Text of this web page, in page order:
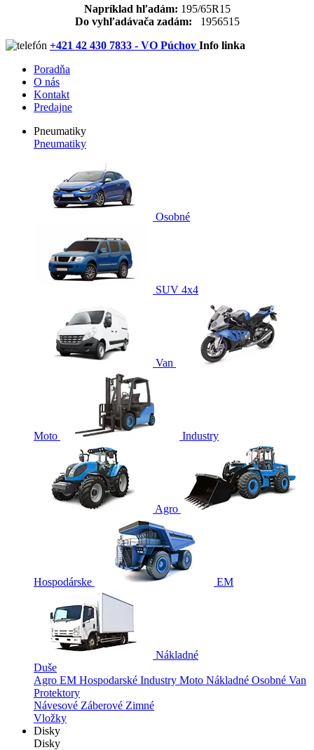
Napríklad hľadám: 195/65R15
Do vyhľadávača zadám: 1956515
+421 42 430 7833 - VO Púchov Info linka
Poradňa
O nás
Kontakt
Predajne
Pneumatiky
Pneumatiky
Osobné
SUV 4x4
Van
Moto Industry
Agro
Hospodárske EM
Nákladné
Duše
Agro EM Hospodarské Industry Moto Nákladné Osobné Van
Protektory
Návesové Záberové Zimné
Vložky
Disky
Disky